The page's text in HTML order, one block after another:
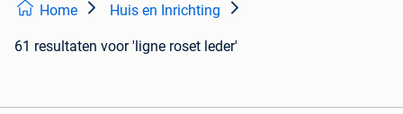
Home Huis en Inrichting
61 resultaten voor 'ligne roset leder'